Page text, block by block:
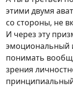
этими двумя
со стороны, не
И через эту
эмоциональный
понимать
зрения